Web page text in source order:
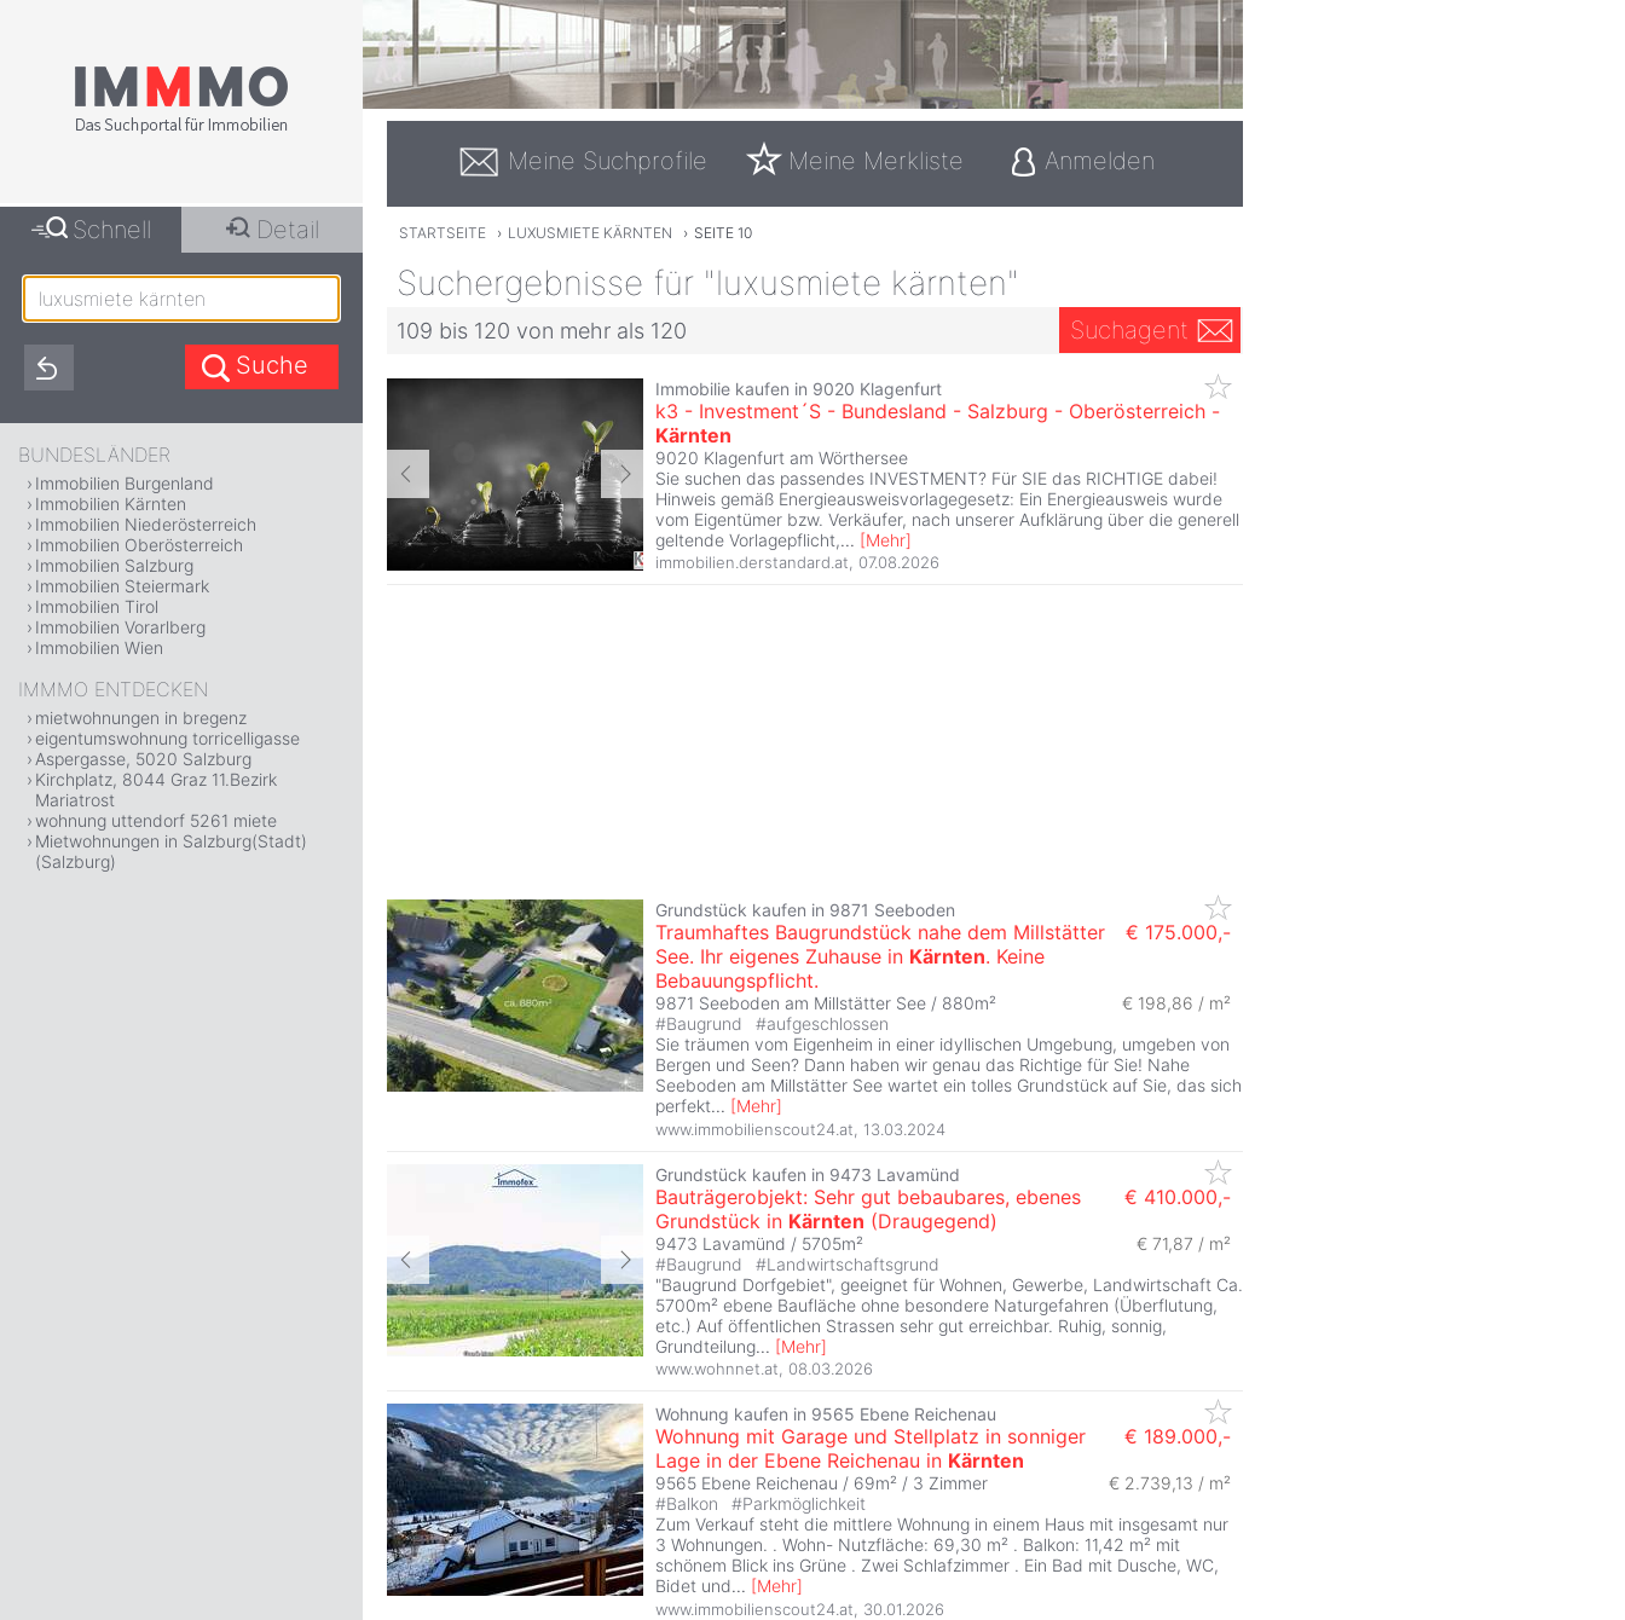
Meine Suchprofile Meine Merkliste Anmelden
STARTSEITE › LUXUSMIETE KÄRNTEN › SEITE 10
Suchergebnisse für "luxusmiete kärnten"
109 bis 120 von mehr als 120 Suchagent
Immobilie kaufen in 9020 Klagenfurt
k3 - Investment´S - Bundesland - Salzburg - Oberösterreich -
Kärnten
9020 Klagenfurt am Wörthersee
Sie suchen das passendes INVESTMENT? Für SIE das RICHTIGE dabei!
Hinweis gemäß Energieausweisvorlagegesetz: Ein Energieausweis wurde
vom Eigentümer bzw. Verkäufer, nach unserer Aufklärung über die generell
geltende Vorlagepflicht,... [Mehr]
immobilien.derstandard.at 07.08.2026
Grundstück kaufen in 9871 Seeboden
Traumhaftes Baugrundstück nahe dem Millstätter
See. Ihr eigenes Zuhause in Kärnten. Keine
Bebauungspflicht.
€ 175.000,-
9871 Seeboden am Millstätter See / 880m²
€ 198,86 / m²
#Baugrund #aufgeschlossen
Sie träumen vom Eigenheim in einer idyllischen Umgebung, umgeben von
Bergen und Seen? Dann haben wir genau das Richtige für Sie! Nahe
Seeboden am Millstätter See wartet ein tolles Grundstück auf Sie, das sich
perfekt... [Mehr]
www.immobilienscout24.at 13.03.2024
Grundstück kaufen in 9473 Lavamünd
Bauträgerobjekt: Sehr gut bebaubares, ebenes
Grundstück in Kärnten (Draugegend)
€ 410.000,-
9473 Lavamünd / 5705m² € 71,87 / m²
#Baugrund #Landwirtschaftsgrund
"Baugrund Dorfgebiet", geeignet für Wohnen, Gewerbe, Landwirtschaft Ca.
5700m² ebene Baufläche ohne besondere Naturgefahren (Überflutung,
etc.) Auf öffentlichen Strassen sehr gut erreichbar. Ruhig, sonnig,
Grundteilung... [Mehr]
www.wohnnet.at, 08.03.2026
Wohnung kaufen in 9565 Ebene Reichenau
Wohnung mit Garage und Stellplatz in sonniger
Lage in der Ebene Reichenau in Kärnten
€ 189.000,-
9565 Ebene Reichenau / 69m² / 3 Zimmer
€ 2.739,13 / m²
#Balkon #Parkmöglichkeit
Zum Verkauf steht die mittlere Wohnung in einem Haus mit insgesamt nur
3 Wohnungen. . Wohn- Nutzfläche: 69,30 m² . Balkon: 11,42 m² mit
schönem Blick ins Grüne . Zwei Schlafzimmer . Ein Bad mit Dusche, WC,
Bidet und... [Mehr]
www.immobilienscout24.at 30.01.2026
Schnell Detail
BUNDESLÄNDER
Immobilien Burgenland
Immobilien Kärnten
Immobilien Niederösterreich
Immobilien Oberösterreich
Immobilien Salzburg
Immobilien Steiermark
Immobilien Tirol
Immobilien Vorarlberg
Immobilien Wien
IMMMO ENTDECKEN
mietwohnungen in bregenz
eigentumswohnung torricelligasse
Aspergasse, 5020 Salzburg
Kirchplatz, 8044 Graz 11.Bezirk
Mariatrost
wohnung uttendorf 5261 miete
Mietwohnungen in Salzburg(Stadt)
(Salzburg)